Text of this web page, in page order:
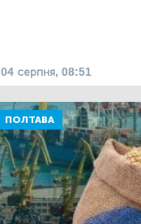
04 серпня, 08:51
ПОЛТАВА